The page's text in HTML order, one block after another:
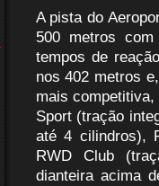
A pista do
500 metros
tempos de
nos 402 metros
mais
Sport (tração
até 4 cilindros),
RWD Club
dianteira acima